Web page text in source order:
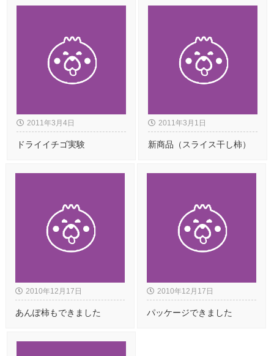
2011年3月4日
ドライイチゴ実験
2011年3月1日
新商品（スライス干し柿）
2010年12月17日
あんぽ柿もできました
2010年12月17日
パッケージできました